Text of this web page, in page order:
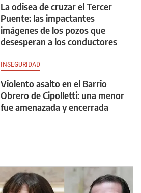
La odisea de cruzar el Tercer
Puente: las impactantes
imágenes de los pozos que
desesperan a los conductores
INSEGURIDAD
Violento asalto en el Barrio
Obrero de Cipolletti: una menor
fue amenazada y encerrada